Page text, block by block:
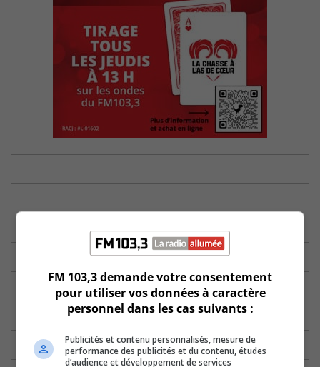
FM 103,3 demande votre consentement
pour utiliser vos données à caractère
personnel dans les cas suivants :
Publicités et contenu personnalisés, mesure de
performance des publicités et du contenu, études
d’audience et développement de services